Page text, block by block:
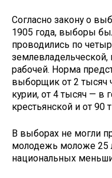
Согласно закону о
1905 года, выборы
проводились по
землевладельческой,
рабочей. Норма
выборщик от 2 тысяч
курии, от 4 тысяч — в
крестьянской и от 90
В выборах не могли
молодежь моложе 25
национальных